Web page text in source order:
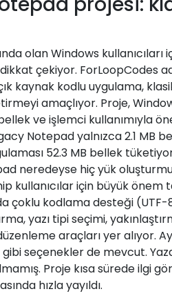
olan Windows
çekiyor. ForLoopCodes
kaynak kodlu uygulama,
amaçlıyor. Proje,
ve işlemci kullanımıyla
Notepad yalnızca 2.1 MB
52.3 MB bellek
neredeyse hiç yük
kullanıcılar için büyük önem
çoklu kodlama desteği (UTF-
yazı tipi seçimi,
araçları yer alıyor.
seçenekler de mevcut.
Proje kısa sürede ilgi
hızla yayıldı.